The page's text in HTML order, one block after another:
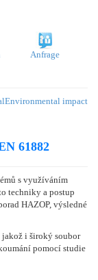
Anfrage
Environmental impact
61882
s využíváním
techniky a postup
HAZOP, výsledné
i široký soubor
pomocí studie